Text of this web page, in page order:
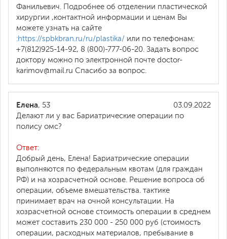
Фанильевич. Подробнее об отделении пластической
хирургии ,контактной информации и ценам Вы
можете узнать на сайте
:https://spbkbran.ru/ru/plastika/ или по телефонам:
+7(812)925-14-92, 8 (800)-777-06-20. Задать вопрос
доктору можно по электронной почте doctor-
karimov@mail.ru Спасибо за вопрос.
03.09.2022
Елена, 53
Делают ли у вас Бариатрические операции по
полису омс?
Ответ:
Добрый день, Елена! Бариатрические операции
выполняются по федеральным квотам (для граждан
РФ) и на хозрасчетной основе. Решение вопроса об
операции, объеме вмешательства. тактике
принимает врач на очной консультации. На
хозрасчетной основе стоимость операции в среднем
может составить 230 000 - 250 000 руб (стоимость
операции, расходных материалов, пребывание в